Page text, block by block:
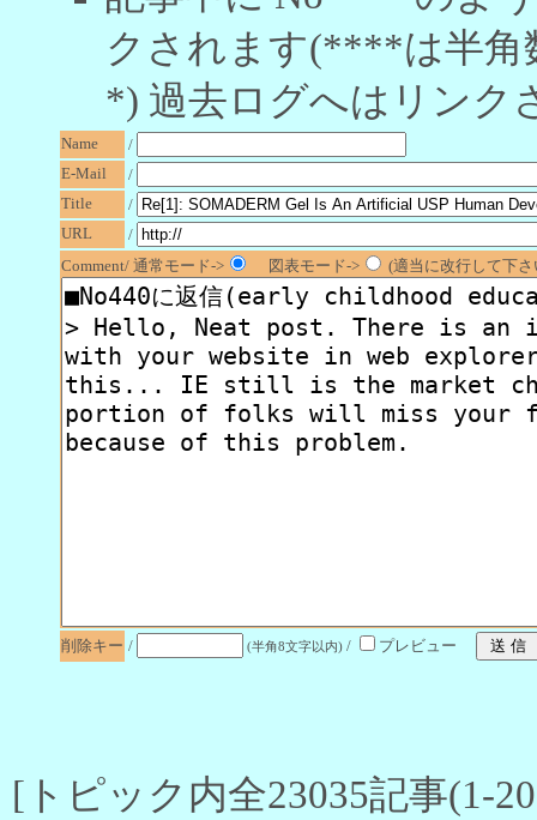
クされます(****は半角
*) 過去ログへはリンク
Name
/
E-Mail
/
Title
/
URL
/
Comment/ 通常モード->
図表モード-> (適当に改行して下
削除キー / (半角8文字以内) / プレビュー
[トピック内全23035記事(1-